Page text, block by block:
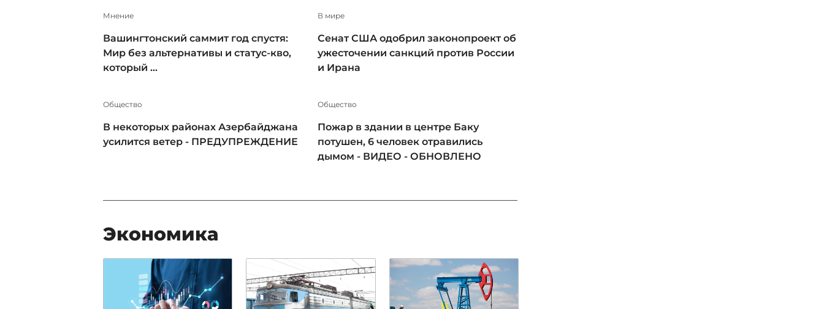
Мнение
Вашингтонский саммит год спустя:
Мир без альтернативы и статус-кво,
который ...
В мире
Сенат США одобрил законопроект об
ужесточении санкций против России
и Ирана
Общество
В некоторых районах Азербайджана
усилится ветер - ПРЕДУПРЕЖДЕНИЕ
Общество
Пожар в здании в центре Баку
потушен, 6 человек отравились
дымом - ВИДЕО - ОБНОВЛЕНО
Экономика